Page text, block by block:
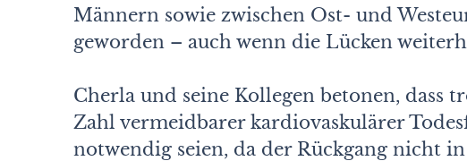
Männern sowie zwischen Ost- und
geworden – auch wenn die Lücken
Cherla und seine Kollegen betonen, dass
Zahl vermeidbarer kardiovaskulärer
notwendig seien, da der Rückgang nicht